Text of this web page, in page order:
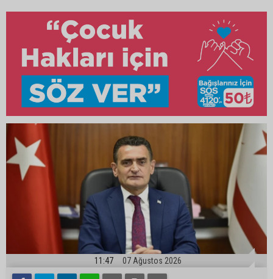
11:47 07 Ağustos 2026